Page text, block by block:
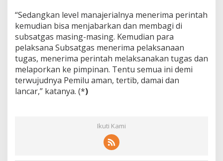
“Sedangkan level manajerialnya menerima perintah
kemudian bisa menjabarkan dan membagi di
subsatgas masing-masing. Kemudian para
pelaksana Subsatgas menerima pelaksanaan
tugas, menerima perintah melaksanakan tugas dan
melaporkan ke pimpinan. Tentu semua ini demi
terwujudnya Pemilu aman, tertib, damai dan
lancar,” katanya. (*)
Ikuti Kami